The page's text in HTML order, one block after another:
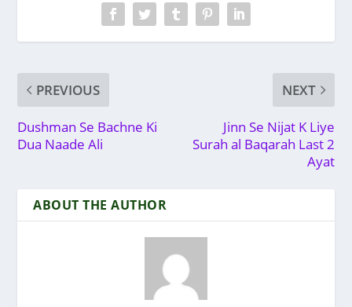
PREVIOUS
Dushman Se Bachne Ki
Dua Naade Ali
NEXT
Jinn Se Nijat K Liye
Surah al Baqarah Last 2
Ayat
ABOUT THE AUTHOR